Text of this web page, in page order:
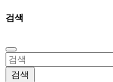
검색
검색